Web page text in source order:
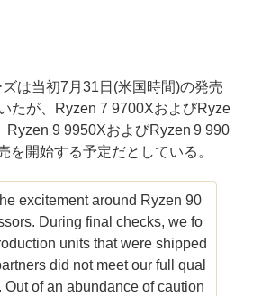
は当初7月31日(米国時間)の発売
たが、Ryzen 7 9700XおよびRyze
Ryzen 9 9950XおよびRyzen 9 990
を開始する予定だとしている。
excitement around Ryzen 90
During final checks, we fo
units that were shipped
did not meet our full qual
Out of an abundance of caution